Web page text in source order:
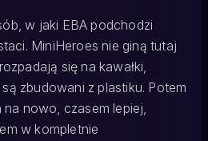
w jaki EBA podchodzi
MiniHeroes nie giną tutaj
się na kawałki,
zbudowani z plastiku. Potem
nowo, czasem lepiej,
w kompletnie